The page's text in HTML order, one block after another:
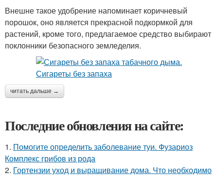
Внешне такое удобрение напоминает коричневый
порошок, оно является прекрасной подкормкой для
растений, кроме того, предлагаемое средство выбирают
поклонники безопасного земледелия.
читать дальше →
Последние обновления на сайте:
1. Помогите определить заболевание туи. Фузариоз
Комплекс грибов из рода
2. Гортензии уход и выращивание дома. Что необходимо